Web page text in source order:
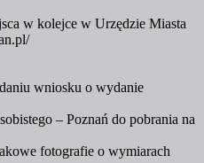
w kolejce w Urzędzie Miasta
wniosku o wydanie
– Poznań do pobrania na
fotografie o wymiarach